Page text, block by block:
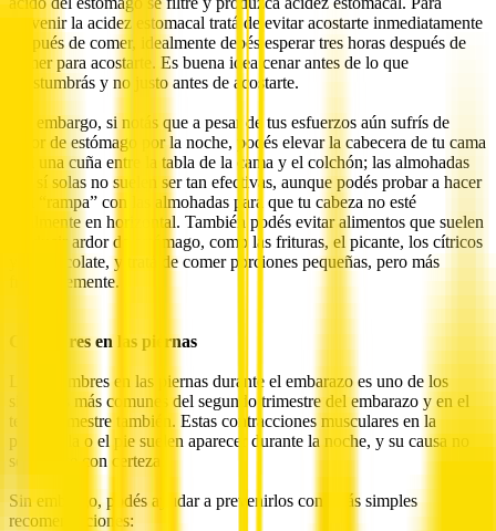
prevenir la acidez estomacal tratá de evitar acostarte inmediatamente
después de comer, idealmente debés esperar tres horas después de
comer para acostarte. Es buena idea cenar antes de lo que
acostumbrás y no justo antes de acostarte.
Sin embargo, si notás que a pesar de tus esfuerzos aún sufrís de
ardor de estómago por la noche, podés elevar la cabecera de tu cama
con una cuña entre la tabla de la cama y el colchón; las almohadas
por sí solas no suelen ser tan efectivas, aunque podés probar a hacer
una “rampa” con las almohadas para que tu cabeza no esté
totalmente en horizontal. También podés evitar alimentos que suelen
producir ardor de estómago, como las frituras, el picante, los cítricos
y el chocolate, y tratá de comer porciones pequeñas, pero más
frecuentemente.
Calambres en las piernas
Los calambres en las piernas durante el embarazo es uno de los
síntomas más comunes del segundo trimestre del embarazo y en el
tercer trimestre también. Estas contracciones musculares en la
pantorrilla o el pie suelen aparecer durante la noche, y su causa no
se conoce con certeza.
Sin embargo, podés ayudar a prevenirlos con estás simples
recomendaciones: